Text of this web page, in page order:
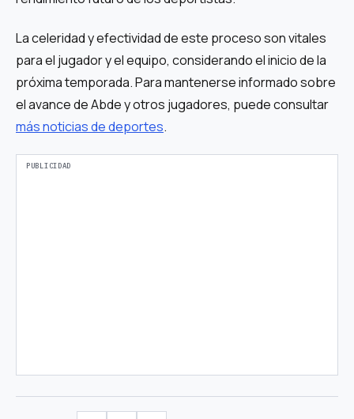
La celeridad y efectividad de este proceso son vitales
para el jugador y el equipo, considerando el inicio de la
próxima temporada. Para mantenerse informado sobre
el avance de Abde y otros jugadores, puede consultar
más noticias de deportes.